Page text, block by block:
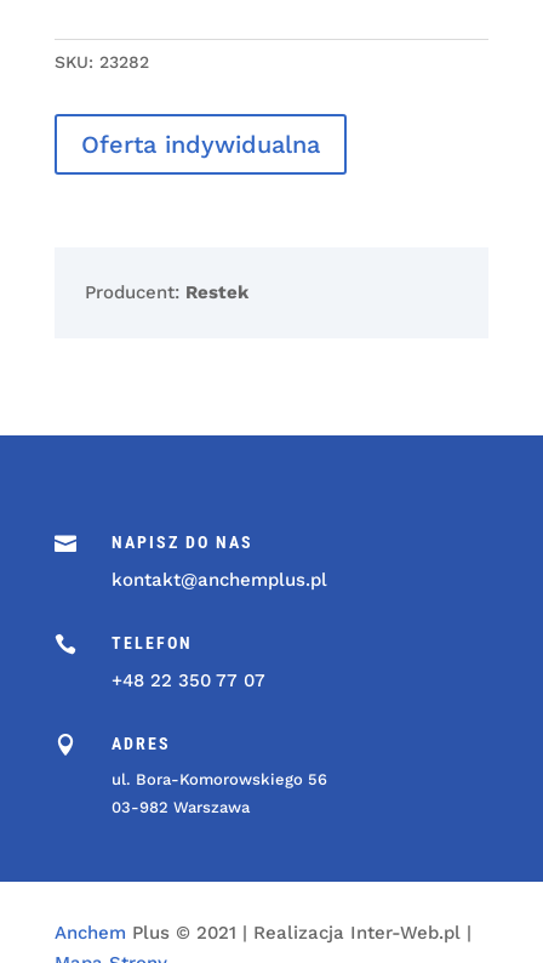
SKU: 23282
Oferta indywidualna
Producent: Restek
 NAPISZ DO NAS
kontakt@anchemplus.pl
 TELEFON
+48 22 350 77 07
 ADRES
ul. Bora-Komorowskiego 56
03-982 Warszawa
Anchem Plus © 2021 | Realizacja Inter-Web.pl |